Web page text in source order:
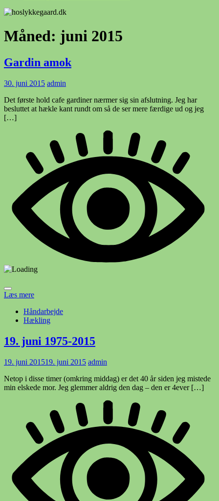
Måned: juni 2015
Gardin amok
30. juni 2015 admin
Det første hold cafe gardiner nærmer sig sin afslutning. Jeg har
besluttet at hækle kant rundt om så de ser mere færdige ud og jeg
[…]
Læs mere
Håndarbejde
Hækling
19. juni 1975-2015
19. juni 201519. juni 2015 admin
Netop i disse timer (omkring middag) er det 40 år siden jeg mistede
min elskede mor. Jeg glemmer aldrig den dag – den er 4ever […]